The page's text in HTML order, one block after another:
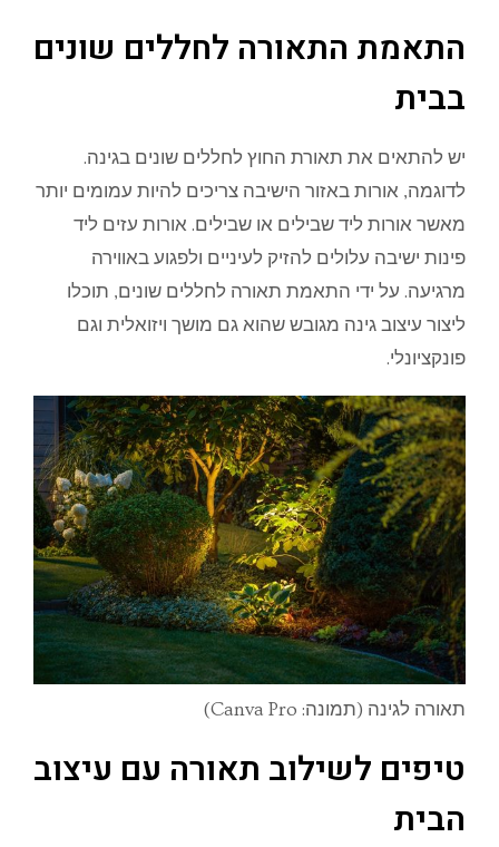
התאמת התאורה לחללים שונים
בבית
יש להתאים את תאורת החוץ לחללים שונים בגינה.
לדוגמה, אורות באזור הישיבה צריכים להיות עמומים יותר
מאשר אורות ליד שבילים או שבילים. אורות עזים ליד
פינות ישיבה עלולים להזיק לעיניים ולפגוע באווירה
מרגיעה. על ידי התאמת תאורה לחללים שונים, תוכלו
ליצור עיצוב גינה מגובש שהוא גם מושך ויזואלית וגם
פונקציונלי.
תאורה לגינה (תמונה: Canva Pro)
טיפים לשילוב תאורה עם עיצוב
הבית